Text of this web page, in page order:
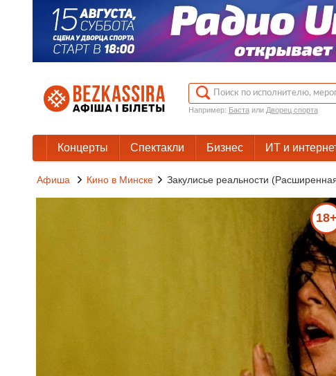
Например: Бастаили Дворец спорта
Концерты Спектакли Бизнес ИТ и
Афиша Кино в Минске Закулисье реальности
18+